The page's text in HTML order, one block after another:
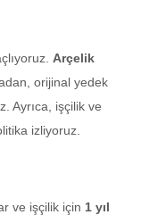
Arçelik
orijinal yedek
Ayrıca, işçilik ve
izliyoruz.
ve işçilik için 1 yıl